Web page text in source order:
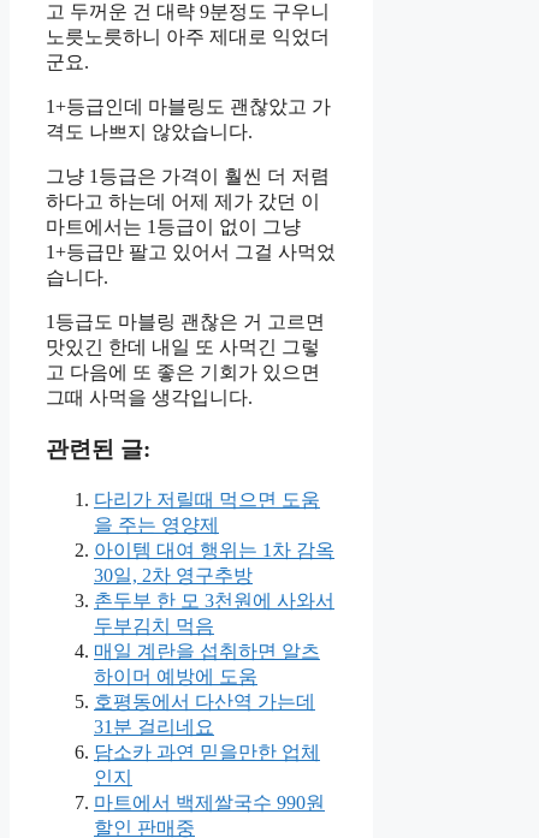
고 두꺼운 건 대략 9분정도 구우니
노릇노릇하니 아주 제대로 익었더
군요.
1+등급인데 마블링도 괜찮았고 가
격도 나쁘지 않았습니다.
그냥 1등급은 가격이 훨씬 더 저렴
하다고 하는데 어제 제가 갔던 이
마트에서는 1등급이 없이 그냥
1+등급만 팔고 있어서 그걸 사먹었
습니다.
1등급도 마블링 괜찮은 거 고르면
맛있긴 한데 내일 또 사먹긴 그렇
고 다음에 또 좋은 기회가 있으면
그때 사먹을 생각입니다.
관련된 글:
다리가 저릴때 먹으면 도움
을 주는 영양제
아이템 대여 행위는 1차 감옥
30일, 2차 영구추방
촌두부 한 모 3천원에 사와서
두부김치 먹음
매일 계란을 섭취하면 알츠
하이머 예방에 도움
호평동에서 다산역 가는데
31분 걸리네요
담소카 과연 믿을만한 업체
인지
마트에서 백제쌀국수 990원
할인 판매중